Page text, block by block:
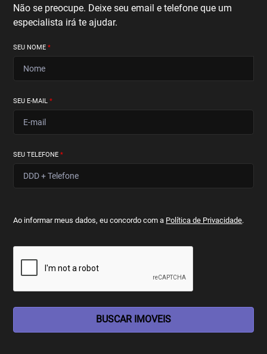
Não se preocupe. Deixe seu email e telefone que um
especialista irá te ajudar.
SEU NOME*
SEU E-MAIL*
SEU TELEFONE*
Ao informar meus dados, eu concordo com a Política de Privacidade.
BUSCAR IMOVEIS